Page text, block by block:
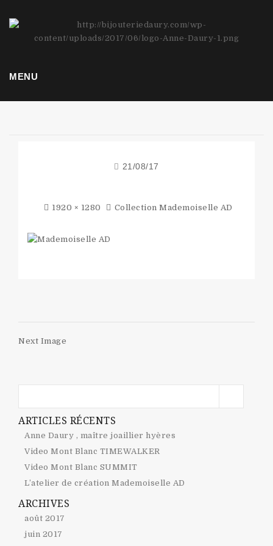
MENU
21/08/17
1920 × 1280 Collection Mademoiselle AD
Next Image
ARTICLES RÉCENTS
Anne Daury , maître joaillier hyères
Video Mont Blanc TIMEWALKER
Video Mont Blanc SUMMIT
L’atelier de création Mademoiselle AD
ARCHIVES
août 2017
juin 2017